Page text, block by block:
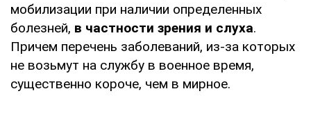
мобилизации при наличии определенных
болезней, в частности зрения и слуха.
Причем перечень заболеваний, из-за которых
не возьмут на службу в военное время,
существенно короче, чем в мирное.